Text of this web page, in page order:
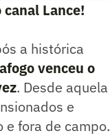
canal Lance!
a histórica
venceu o
. Desde aquela
e
fora de campo.